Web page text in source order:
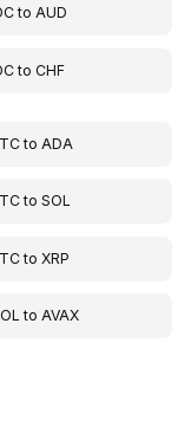
toAUD
toCHF
to ADA
to SOL
to XRP
to AVAX